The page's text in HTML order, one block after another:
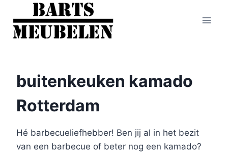
Doorgaan
naar
inhoud
buitenkeuken kamado
Rotterdam
Hé barbecueliefhebber! Ben jij al in het bezit
van een barbecue of beter nog een kamado?